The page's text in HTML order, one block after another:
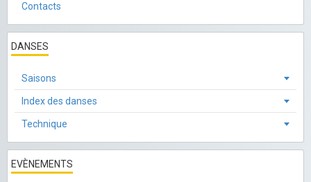
Contacts
DANSES
Saisons
Index des danses
Technique
EVÈNEMENTS